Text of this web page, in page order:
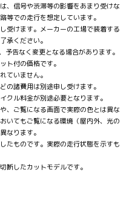
、信号や渋滞等の影響をあまり受けな
等での走行を想定しています。
受けます。メーカーの工場で装着する
承ください。
告なく変更となる場合があります。
ト付の価格です。
ていません。
諸費用は別途申し受けます。
ル料金が別途必要となります。
、ご覧になる画面で実際の色とは異な
いてもご覧になる環境（屋内外、光の
なります。
たものです。実際の走行状態を示すも
断したカットモデルです。